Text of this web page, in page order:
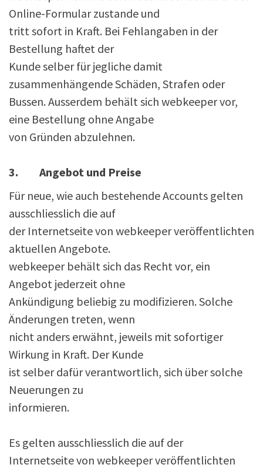
Online-Formular zustande und
tritt sofort in Kraft. Bei Fehlangaben in der
Bestellung haftet der
Kunde selber für jegliche damit
zusammenhängende Schäden, Strafen oder
Bussen. Ausserdem behält sich webkeeper vor,
eine Bestellung ohne Angabe
von Gründen abzulehnen.
3. Angebot und Preise
Für neue, wie auch bestehende Accounts gelten
ausschliesslich die auf
der Internetseite von webkeeper veröffentlichten
aktuellen Angebote.
webkeeper behält sich das Recht vor, ein
Angebot jederzeit ohne
Ankündigung beliebig zu modifizieren. Solche
Änderungen treten, wenn
nicht anders erwähnt, jeweils mit sofortiger
Wirkung in Kraft. Der Kunde
ist selber dafür verantwortlich, sich über solche
Neuerungen zu
informieren.
Es gelten ausschliesslich die auf der
Internetseite von webkeeper veröffentlichten